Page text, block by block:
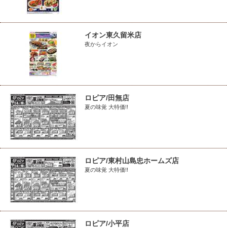
イオン東久留米店
夜からイオン
ロピア/田無店
夏の味覚 大特価!!
ロピア/東村山島忠ホームズ店
夏の味覚 大特価!!
ロピア/小平店